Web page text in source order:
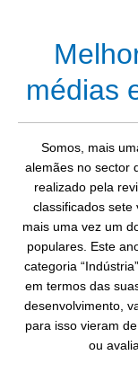
médias
Somos, mais
alemães no sector
realizado pela
classificados sete
mais uma vez um
populares. Este
categoria
em termos das
desenvolvimento,
para isso vieram
ou